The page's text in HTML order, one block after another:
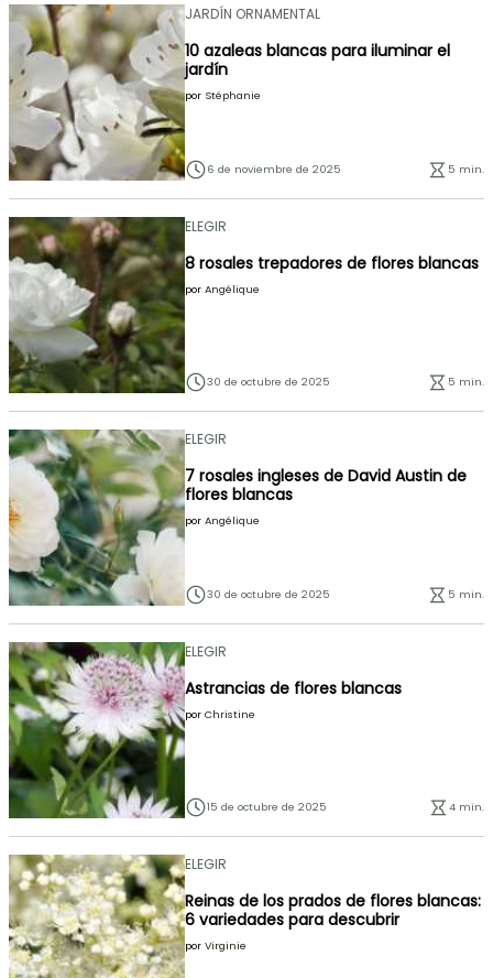
JARDÍN ORNAMENTAL
10 azaleas blancas para iluminar el
jardín
por Stéphanie
6 de noviembre de 2025 5 min.
ELEGIR
8 rosales trepadores de flores blancas
por Angélique
30 de octubre de 2025 5 min.
ELEGIR
7 rosales ingleses de David Austin de
flores blancas
por Angélique
30 de octubre de 2025 5 min.
ELEGIR
Astrancias de flores blancas
por Christine
15 de octubre de 2025 4 min.
ELEGIR
Reinas de los prados de flores blancas:
6 variedades para descubrir
por Virginie